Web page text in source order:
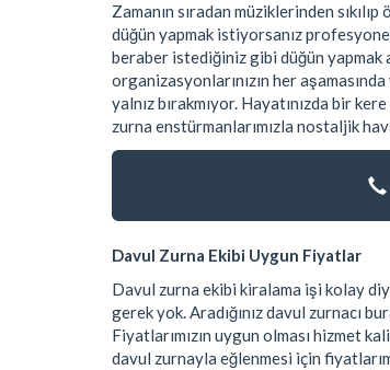
Zamanın sıradan müziklerinden
düğün yapmak istiyorsanız
beraber istediğiniz gibi düğün yapmak
organizasyonlarınızın her
yalnız bırakmıyor. Hayatınızda bir
zurna enstürmanlarımızla nostaljik
Davul Zurna Ekibi Uygun Fiyatlar
Davul zurna ekibi kiralama işi kolay
gerek yok. Aradığınız davul zurnacı
Fiyatlarımızın uygun olması hizmet
davul zurnayla eğlenmesi için